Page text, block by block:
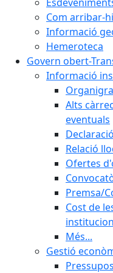
Com arribar-hi
Informació
Hemeroteca
Govern obert-
Informació
Alts
eventuals
Relació
Ofertes
Premsa/
Cost de
Més...
Gestió